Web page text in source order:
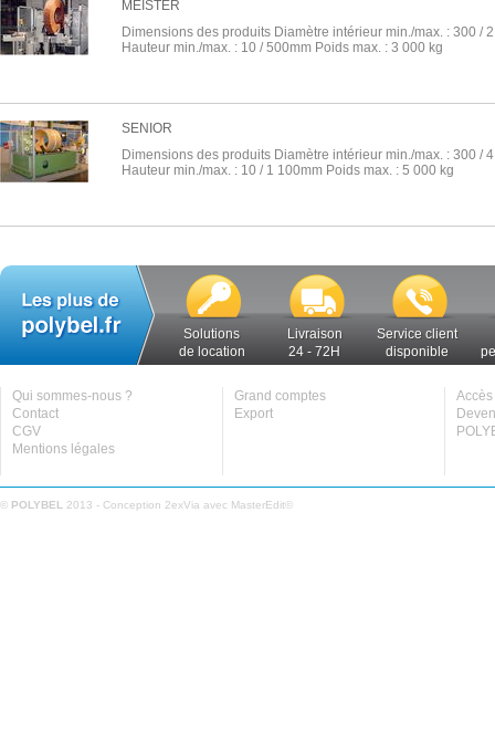
MEISTER
Dimensions des produits Diamètre intérieur min./max. : 300 /
Hauteur min./max. : 10 / 500mm Poids max. : 3 000 kg
SENIOR
Dimensions des produits Diamètre intérieur min./max. : 300 /
Hauteur min./max. : 10 / 1 100mm Poids max. : 5 000 kg
Solutions
de location
Livraison
24 - 72H
Service client
disponible
Qui sommes-nous ?
Contact
CGV
Mentions légales
Grand comptes
Export
© POLYBEL 2013 - Conception 2exVia avec MasterEdit©